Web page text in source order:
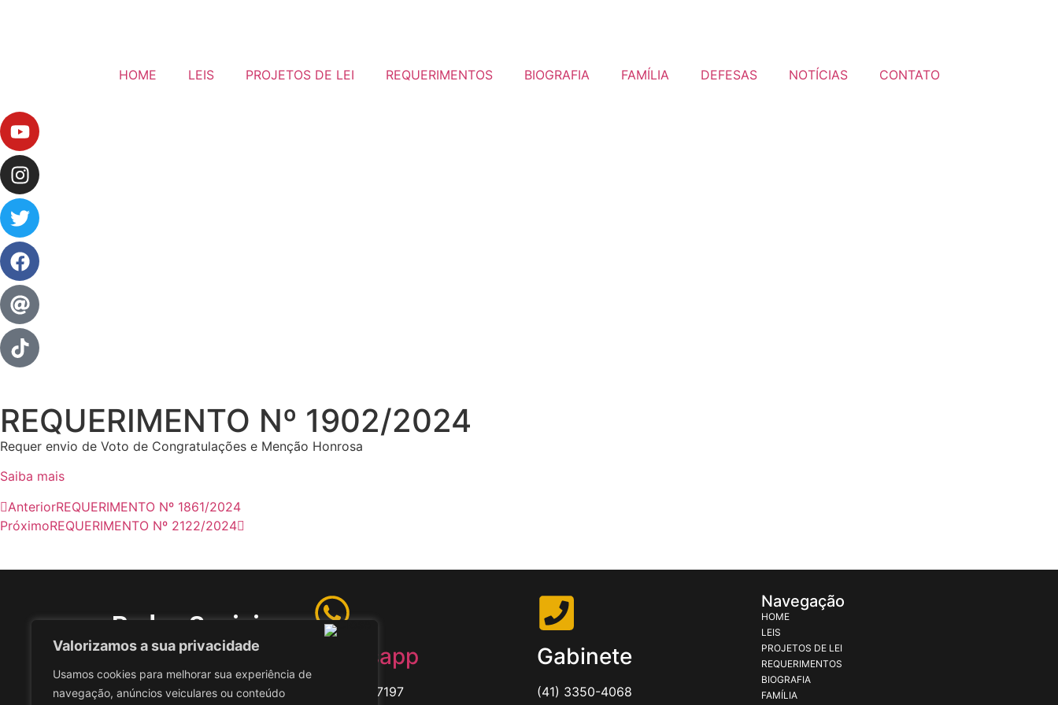
Valorizamos a sua privacidade
Usamos cookies para melhorar sua experiência de
navegação, anúncios veiculares ou conteúdo
HOME LEIS PROJETOS DE LEI REQUERIMENTOS BIOGRAFIA FAMÍLIA DEFESAS NOTÍCIAS CONTATO
REQUERIMENTO Nº 1902/2024
Requer envio de Voto de Congratulações e Menção Honrosa
Saiba mais
AnteriorREQUERIMENTO Nº 1861/2024
PróximoREQUERIMENTO Nº 2122/2024
Redes Sociais
Whatsapp
(41) 985197197
Gabinete
(41) 3350-4068
Navegação
HOME
LEIS
PROJETOS DE LEI
REQUERIMENTOS
BIOGRAFIA
FAMÍLIA